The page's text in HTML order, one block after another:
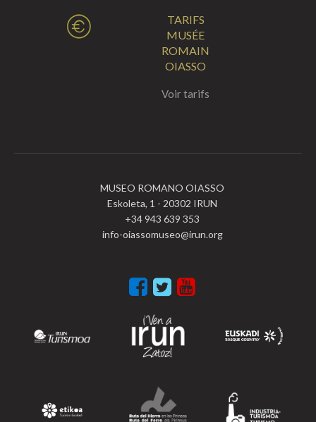
TARIFS
MUSÉE
ROMAIN
OIASSO
Voir tarifs
MUSEO ROMANO OIASSO
Eskoleta, 1 - 20302 IRUN
+34 943 639 353
info-oiassomuseo@irun.org